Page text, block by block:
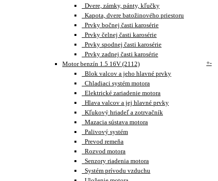
Dvere, zámky, pánty, kľučky
Kapota, dvere batožinového priestoru
Prvky bočnej časti karosérie
Prvky čelnej časti karosérie
Prvky spodnej časti karosérie
Prvky zadnej časti karosérie
Motor benzín 1.5 16V (2112)
+-
Blok valcov a jeho hlavné prvky
Chladiaci systém motora
Elektrické zariadenie motora
Hlava valcov a jej hlavné prvky
Kľukový hriadeľ a zotrvačník
Mazacia sústava motora
Palivový systém
Prevod remeňa
Rozvod motora
Senzory riadenia motora
Systém prívodu vzduchu